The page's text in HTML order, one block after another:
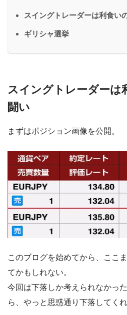
スイングトレーダーは利食い
ギリシャ選挙
スイングトレーダーは
闘い
まずはポジション画像を公開。
このブログを始めてから、ここ
てかもしれない。
今回は下落しか考えられなかっ
ら、やっと思惑通り下落してくれ